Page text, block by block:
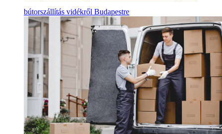
bútorszállítás vidékről Budapestre